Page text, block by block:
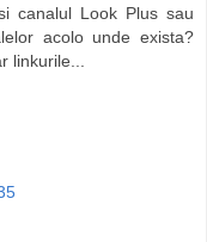
canalul Look Plus sau
acolo unde exista?
linkurile...